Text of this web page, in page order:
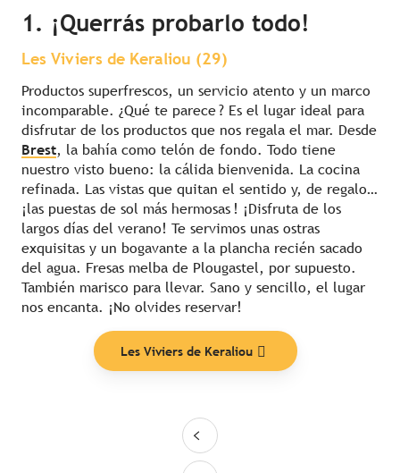
1. ¡Querrás probarlo todo!
Les Viviers de Keraliou (29)
Productos superfrescos, un servicio atento y un marco
incomparable. ¿Qué te parece ? Es el lugar ideal para
disfrutar de los productos que nos regala el mar. Desde
Brest, la bahía como telón de fondo. Todo tiene
nuestro visto bueno: la cálida bienvenida. La cocina
refinada. Las vistas que quitan el sentido y, de regalo…
¡las puestas de sol más hermosas ! ¡Disfruta de los
largos días del verano! Te servimos unas ostras
exquisitas y un bogavante a la plancha recién sacado
del agua. Fresas melba de Plougastel, por supuesto.
También marisco para llevar. Sano y sencillo, el lugar
nos encanta. ¡No olvides reservar!
Les Viviers de Keraliou